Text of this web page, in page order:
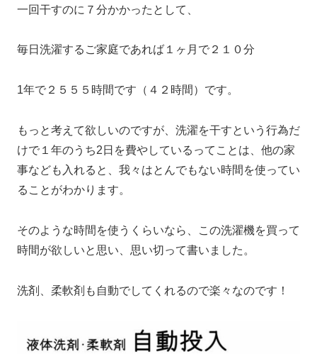
一回干すのに７分かかったとして、
毎日洗濯するご家庭であれば１ヶ月で２１０分
1年で２５５５時間です（４２時間）です。
もっと考えて欲しいのですが、洗濯を干すという行為だ
けで１年のうち2日を費やしているってことは、他の家
事なども入れると、我々はとんでもない時間を使ってい
ることがわかります。
そのような時間を使うくらいなら、この洗濯機を買って
時間が欲しいと思い、思い切って書いました。
洗剤、柔軟剤も自動でしてくれるので楽々なのです！